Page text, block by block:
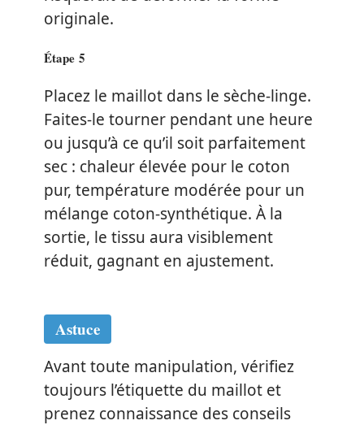
originale.
Étape 5
Placez le maillot dans le sèche-linge.
Faites-le tourner pendant une heure
ou jusqu’à ce qu’il soit parfaitement
sec : chaleur élevée pour le coton
pur, température modérée pour un
mélange coton-synthétique. À la
sortie, le tissu aura visiblement
réduit, gagnant en ajustement.
Astuce
Avant toute manipulation, vérifiez
toujours l’étiquette du maillot et
prenez connaissance des conseils